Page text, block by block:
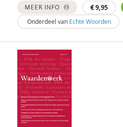
Cor van der Weele
Mieke van Wijck
Veronica Vasterling
Eric van der Vet
Marjoleine Vosselman
MEER INFO €9,95
Onderdeel van Echte Woorden